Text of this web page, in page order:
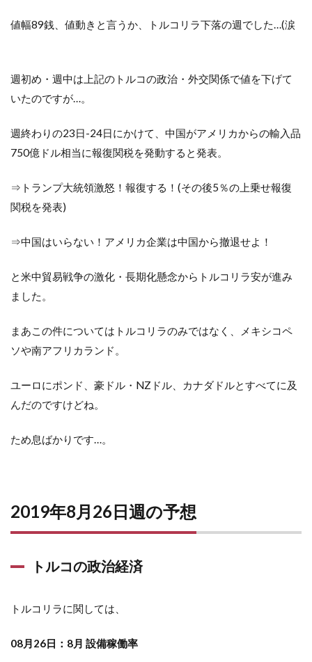
値幅89銭、値動きと言うか、トルコリラ下落の週でした…(涙
週初め・週中は上記のトルコの政治・外交関係で値を下げて
いたのですが…。
週終わりの23日-24日にかけて、中国がアメリカからの輸入品
750億ドル相当に報復関税を発動すると発表。
⇒トランプ大統領激怒！報復する！(その後5％の上乗せ報復
関税を発表)
⇒中国はいらない！アメリカ企業は中国から撤退せよ！
と米中貿易戦争の激化・長期化懸念からトルコリラ安が進み
ました。
まあこの件についてはトルコリラのみではなく、メキシコペ
ソや南アフリカランド。
ユーロにポンド、豪ドル・NZドル、カナダドルとすべてに及
んだのですけどね。
ため息ばかりです…。
2019年8月26日週の予想
トルコの政治経済
トルコリラに関しては、
08月26日：8月 設備稼働率